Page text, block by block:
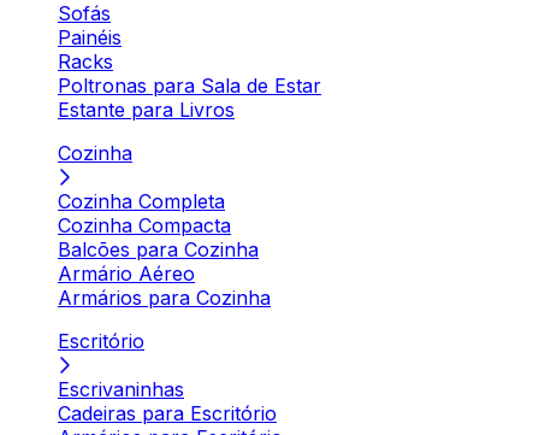
Sofás
Painéis
Racks
Poltronas para Sala de Estar
Estante para Livros
Cozinha
Cozinha Completa
Cozinha Compacta
Balcões para Cozinha
Armário Aéreo
Armários para Cozinha
Escritório
Escrivaninhas
Cadeiras para Escritório